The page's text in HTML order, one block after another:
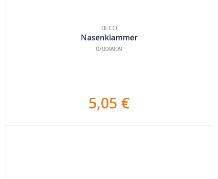
BECO
Nasenklammer
0/009909
5,05 €